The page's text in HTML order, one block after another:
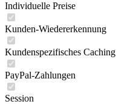
Individuelle Preise
Kunden-Wiedererkennung
Kundenspezifisches Caching
PayPal-Zahlungen
Session